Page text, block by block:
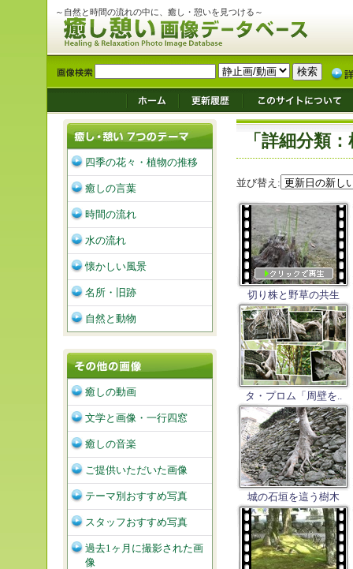
～自然と時間の流れの中に、癒し・憩いを見つける～
「詳細分類
並び替え:
切り株と野草の共生
タ・プロム「周壁を..
城の石垣を這う樹木
四季の花々・植物の推移
癒しの言葉
時間の流れ
水の流れ
懐かしい風景
名所・旧跡
自然と動物
癒しの動画
文学と画像・一行四窓
癒しの音楽
ご提供いただいた画像
テーマ別おすすめ写真
スタッフおすすめ写真
過去1ヶ月に撮影された画
像